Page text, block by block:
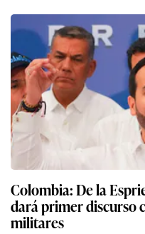
Colombia: De la
dará primer discurso
militares